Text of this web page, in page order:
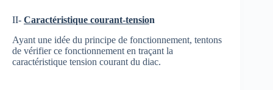
II- Caractéristique courant-tension
Ayant une idée du principe de fonctionnement, tentons
de vérifier ce fonctionnement en traçant la
caractéristique tension courant du diac.